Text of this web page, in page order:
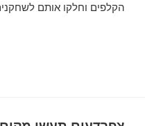
הקלפים וחלקו אותם